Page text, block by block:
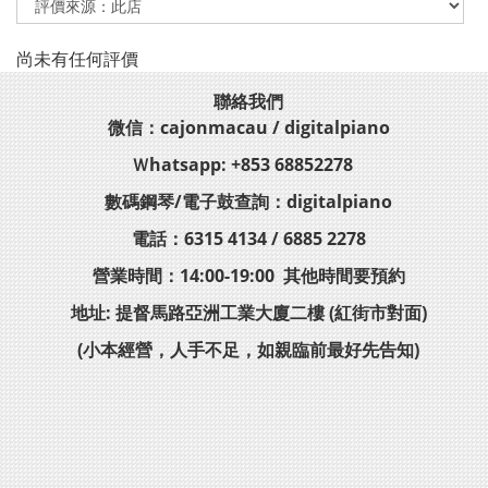
尚未有任何評價
聯絡我們
微信：cajonmacau / digitalpiano
Ｗhatsapp: +853 68852278
數碼鋼琴/電子鼓查詢：digitalpiano
電話：6315 4134 / 6885 2278
營業時間：14:00-19:00 其他時間要預約
地址: 提督馬路亞洲工業大廈二樓 (紅街市對面)
(小本經營，人手不足，如親臨前最好先告知)